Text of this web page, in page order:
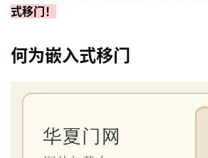
式移门！
何为嵌入式移门